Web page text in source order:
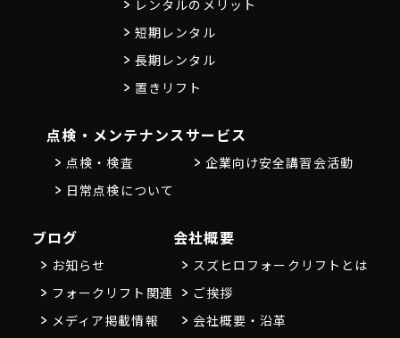
レンタルのメリット
短期レンタル
長期レンタル
置きリフト
点検・メンテナンス
点検・検査
日常点検について
サービス
企業向け安全講習会活動
ブログ
お知らせ
フォークリフト関連
メディア掲載情報
会社概要
スズヒロフォークリフトとは
ご挨拶
会社概要・沿革